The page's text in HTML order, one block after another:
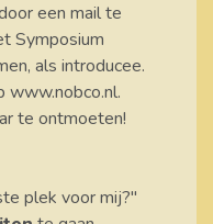
een mail te
Symposium
als introducee.
www.nobco.nl.
te ontmoeten!
plek voor mij?"